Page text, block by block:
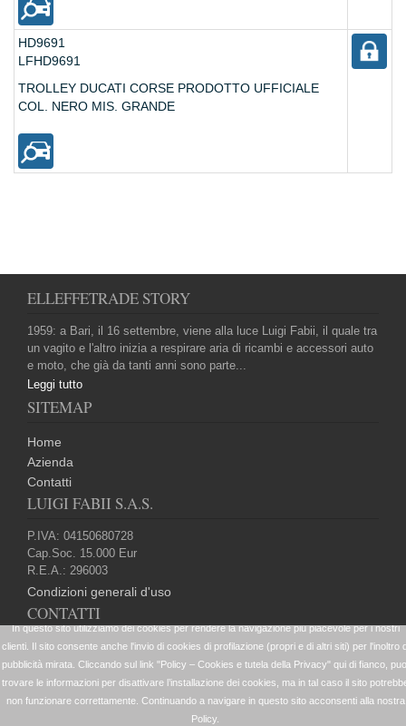
HD9691
LFHD9691
TROLLEY DUCATI CORSE PRODOTTO UFFICIALE
COL. NERO MIS. GRANDE
ELLEFFETRADE STORY
1959: a Bari, il 16 settembre, viene alla luce Luigi Fabii, il quale tra
un vagito e l'altro inizia a respirare aria di ricambi e accessori auto
e moto, che già da tanti anni sono parte...
Leggi tutto
SITEMAP
Home
Azienda
Contatti
LUIGI FABII S.A.S.
P.IVA: 04150680728
Cap.Soc. 15.000 Eur
R.E.A.: 296003
Condizioni generali d'uso
CONTATTI
+39 080 5024099
website@elleffetrade.it
+39 080 5022688
Strada vicinale San Giorgio Martire 95 70123 Bari (Ba)